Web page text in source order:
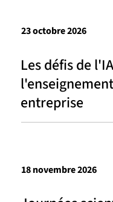
Les défis de
entreprise
23 octobre 2026
18 novembre 2026